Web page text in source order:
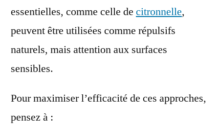
essentielles, comme celle de citronnelle,
peuvent être utilisées comme répulsifs
naturels, mais attention aux surfaces
sensibles.
Pour maximiser l’efficacité de ces approches,
pensez à :